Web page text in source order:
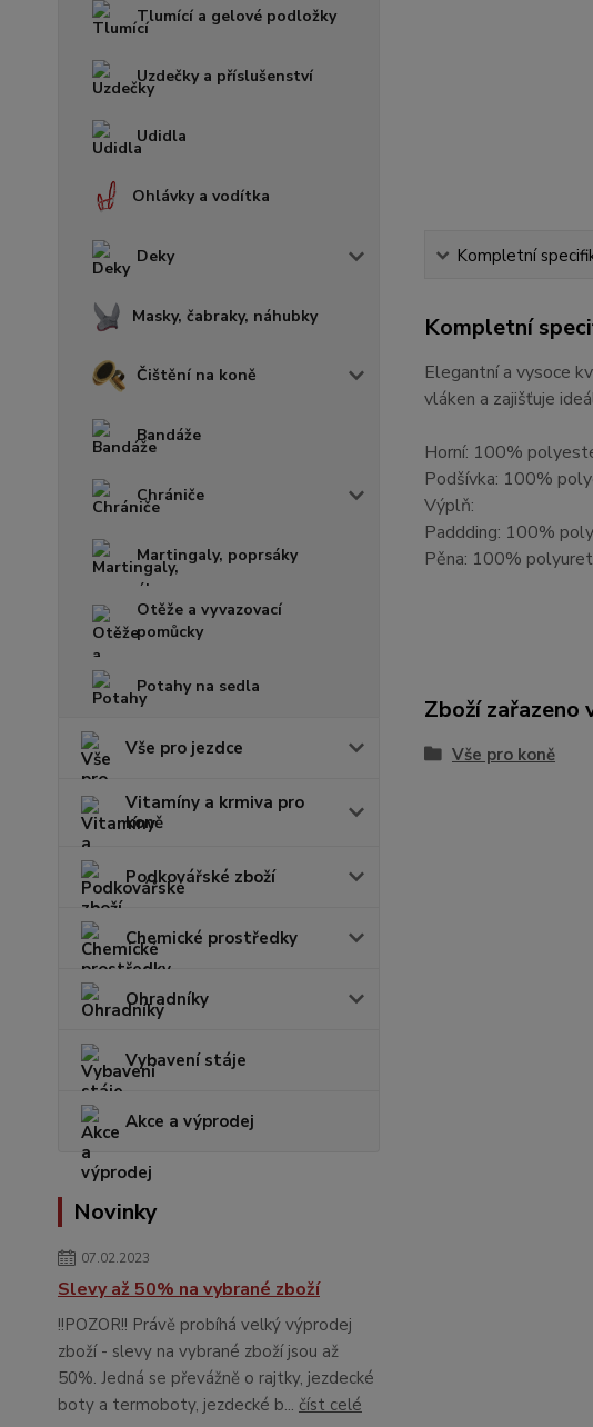
Tlumící a gelové podložky
Uzdečky a příslušenství
Udidla
Ohlávky a vodítka
Deky
Masky, čabraky, náhubky
Čištění na koně
Bandáže
Chrániče
Martingaly, poprsáky
Otěže a vyvazovací
pomůcky
Potahy na sedla
Vše pro jezdce
Vitamíny a krmiva pro
koně
Podkovářské zboží
Chemické prostředky
Ohradníky
Vybavení stáje
Akce a výprodej
Novinky
07.02.2023
Slevy až 50% na vybrané zboží
!!POZOR!! Právě probíhá velký výprodej
zboží - slevy na vybrané zboží jsou až
50%. Jedná se převážně o rajtky, jezdecké
boty a termoboty, jezdecké b... číst celé
Kompletní
Kompletní
Elegantní a vysoce
vláken a zajišťuje
Horní: 100%
Podšívka: 100%
Výplň:
Paddding: 100%
Pěna: 100%
Zboží zařazeno
Vše pro koně